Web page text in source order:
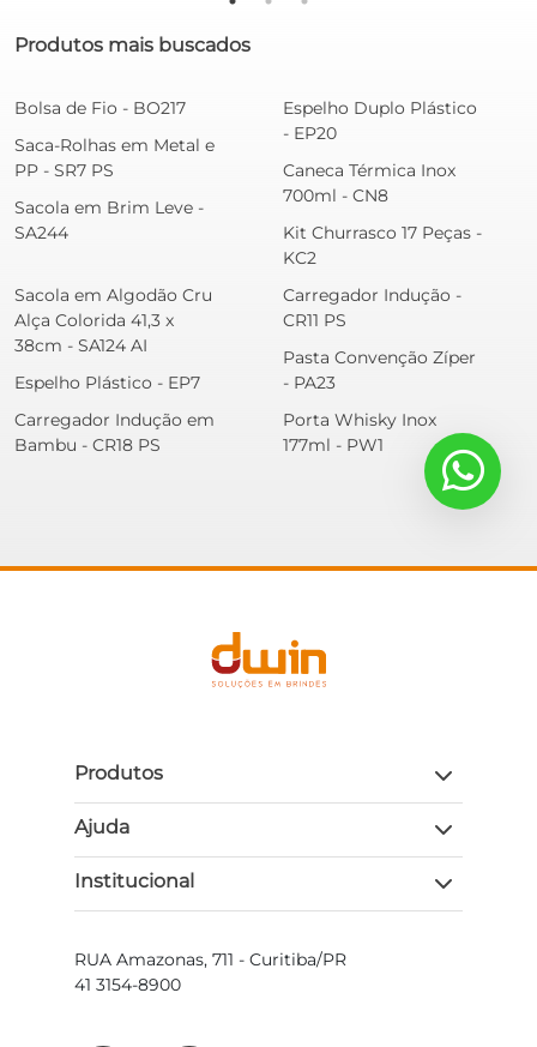
Produtos mais buscados
Bolsa de Fio - BO217
Saca-Rolhas em Metal e
PP - SR7 PS
Sacola em Brim Leve -
SA244
Espelho Duplo Plástico
- EP20
Caneca Térmica Inox
700ml - CN8
Kit Churrasco 17 Peças -
KC2
Sacola em Algodão Cru
Alça Colorida 41,3 x
38cm - SA124 AI
Espelho Plástico - EP7
Carregador Indução em
Bambu - CR18 PS
Carregador Indução -
CR11 PS
Pasta Convenção Zíper
- PA23
Porta Whisky Inox
177ml - PW1
Produtos
Ajuda
Institucional
RUA Amazonas, 711 - Curitiba/PR
41 3154-8900